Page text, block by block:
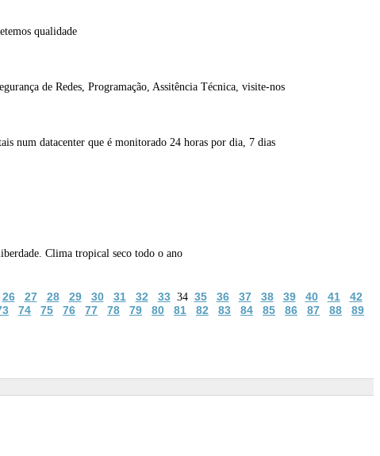
qualidade
de Redes, Programação, Assitência Técnica, visite-nos
num datacenter que é monitorado 24 horas por dia, 7 dias
Clima tropical seco todo o ano
26 27 28 29 30 31 32 3334 35 36 37 38 39 40 41
42
74 75 76 77 78 79 80 81 82 83 84 85 86 87 88
89